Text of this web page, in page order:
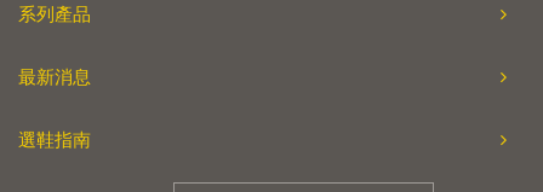
系列產品
最新消息
選鞋指南